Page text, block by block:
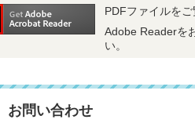
PDFファイルを
Adobe Readerを
い。
お問い合わせ